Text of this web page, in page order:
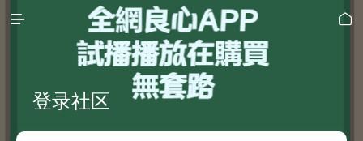
 
登录社区